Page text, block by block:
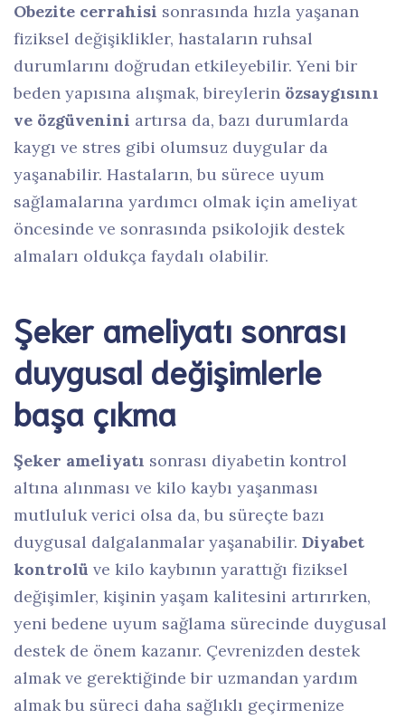
Obezite cerrahisi sonrasında hızla yaşanan
fiziksel değişiklikler, hastaların ruhsal
durumlarını doğrudan etkileyebilir. Yeni bir
beden yapısına alışmak, bireylerin özsaygısını
ve özgüvenini artırsa da, bazı durumlarda
kaygı ve stres gibi olumsuz duygular da
yaşanabilir. Hastaların, bu sürece uyum
sağlamalarına yardımcı olmak için ameliyat
öncesinde ve sonrasında psikolojik destek
almaları oldukça faydalı olabilir.
Şeker ameliyatı sonrası
duygusal değişimlerle
başa çıkma
Şeker ameliyatı sonrası diyabetin kontrol
altına alınması ve kilo kaybı yaşanması
mutluluk verici olsa da, bu süreçte bazı
duygusal dalgalanmalar yaşanabilir. Diyabet
kontrolü ve kilo kaybının yarattığı fiziksel
değişimler, kişinin yaşam kalitesini artırırken,
yeni bedene uyum sağlama sürecinde duygusal
destek de önem kazanır. Çevrenizden destek
almak ve gerektiğinde bir uzmandan yardım
almak bu süreci daha sağlıklı geçirmenize